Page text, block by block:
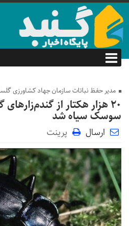
مدیر حفظ نباتات سازمان جهاد کشاورزی
۲۰ هزار هکتار از
سوسک سیاه شد
ارسال پرینت